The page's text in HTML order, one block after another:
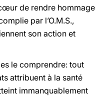
de rendre hommage
par l’O.M.S.,
son action et
le comprendre: tout
attribuent à la santé
immanquablement